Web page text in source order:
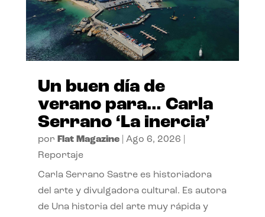
Un buen día de
verano para… Carla
Serrano ‘La inercia’
por Flat Magazine| Ago 6, 2026
Reportaje
Carla Serrano Sastre es historiadora
del arte y divulgadora cultural. Es autora
de Una historia del arte muy rápida y